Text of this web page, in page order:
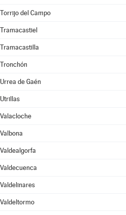
Torrijo del Campo
Tramacastiel
Tramacastilla
Tronchón
Urrea de Gaén
Utrillas
Valacloche
Valbona
Valdealgorfa
Valdecuenca
Valdelinares
Valdeltormo